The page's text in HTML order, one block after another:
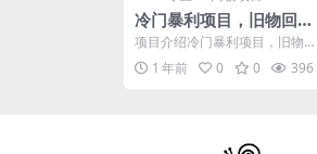
冷门暴利项目，旧物回收
轻松月入4位数
项目介绍冷门暴利项目，旧物回
收轻松月入4位数，打造团队享受
稳赚收益 课程目录一、...
1 年前 0 0 396